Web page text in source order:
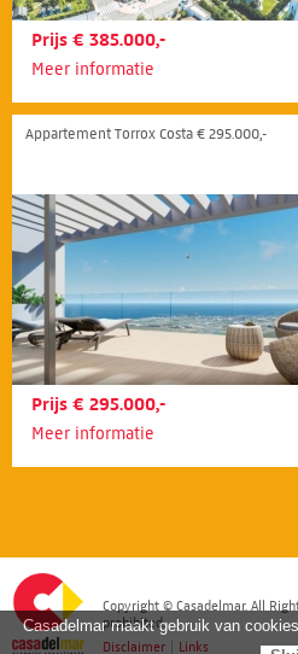
Prijs € 385.000,-
Meer informatie
Appartement Torrox Costa € 295.000,-
Prijs € 295.000,-
Meer informatie
Copyright © Casadelmar. All
prohibited.
Disclaimer
Links
Casadelmar maakt gebruik van